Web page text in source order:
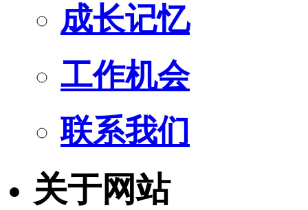
成长记忆
工作机会
联系我们
关于网站